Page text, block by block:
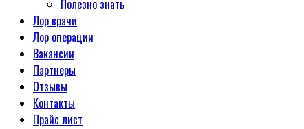
Полезно знать
Лор врачи
Лор операции
Вакансии
Партнеры
Отзывы
Контакты
Прайс лист